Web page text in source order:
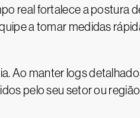
real fortalece a postura
a tomar medidas
Ao manter logs
pelo seu setor ou